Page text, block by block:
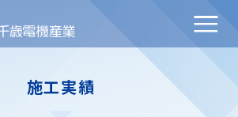
施工実績